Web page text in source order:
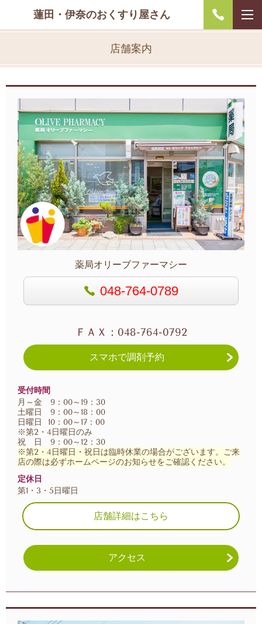
蓮田・伊奈のおくすり屋さん
店舗案内
薬局オリーブファーマシー
048-764-0789
ＦＡＸ：048-764-0792
スマホで調剤予約
受付時間
月～金 9：00～19：30
土曜日 9：00～18：00
日曜日 10：00～17：00
※第2・4日曜日のみ
祝 日 9：00～12：30
※第2・4日曜日・祝日は臨時休業の場合がございます。 ご来
店の際は必ずホームページのお知らせをご確認ください。
定休日
第1・3・5日曜日
店舗詳細はこちら
アクセス